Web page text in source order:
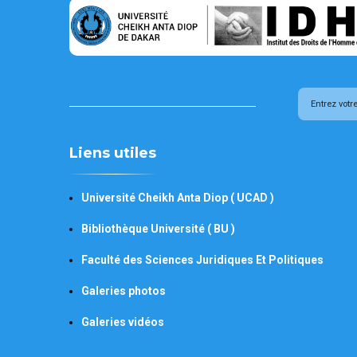
Liens utiles
Université Cheikh Anta Diop ( UCAD )
Bibliothèque Université ( BU )
Faculté des Sciences Juridiques Et Politiques
Galeries photos
Galeries vidéos